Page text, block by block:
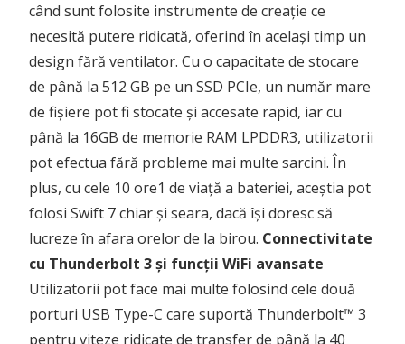
când sunt folosite instrumente de creație ce
necesită putere ridicată, oferind în același timp un
design fără ventilator. Cu o capacitate de stocare
de până la 512 GB pe un SSD PCIe, un număr mare
de fișiere pot fi stocate și accesate rapid, iar cu
până la 16GB de memorie RAM LPDDR3, utilizatorii
pot efectua fără probleme mai multe sarcini. În
plus, cu cele 10 ore1 de viață a bateriei, aceștia pot
folosi Swift 7 chiar și seara, dacă își doresc să
lucreze în afara orelor de la birou. Connectivitate
cu Thunderbolt 3 și funcții WiFi avansate
Utilizatorii pot face mai multe folosind cele două
porturi USB Type-C care suportă Thunderbolt™ 3
pentru viteze ridicate de transfer de până la 40